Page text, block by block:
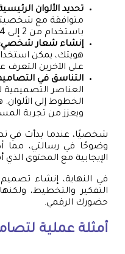
تحديد الألوان
متوافقة مع
باستخدام من 2 إلى 4 ألوان أساسية لتمثيل هويتك.
إنشاء شعار شخصي:
هويتك، يمكن
على الآخرين التعرف
التناسق في
العناصر التصميمية
الخطوط إلى
ويعزز من تجربة
شخصيًا، عندما بدأت في
وضوحًا في رسالتي، مما
الإيجابية مع المحتوى الذي
في النهاية، إنشاء
التفكير والتخطيط،
حضورك الرقمي.
أمثلة عملية